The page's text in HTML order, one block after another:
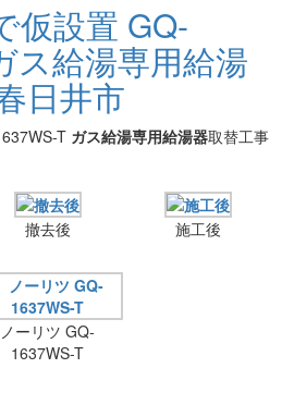
仮設置 GQ-
ス給湯専用給湯
日井市
T ガス給湯専用給湯器取替工事
撤去後 施工後
ノーリツ GQ-
1637WS-T